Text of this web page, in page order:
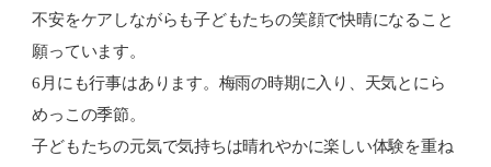
不安をケアしながらも子どもたちの笑顔で快晴になること
願っています。
6月にも行事はあります。梅雨の時期に入り、天気とにら
めっこの季節。
子どもたちの元気で気持ちは晴れやかに楽しい体験を重ね